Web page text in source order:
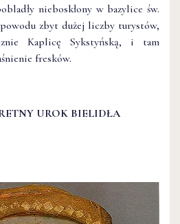
nieboskłony w bazylice św.
zbyt dużej liczby turystów,
Kaplicę Sykstyńską, i tam
fresków.
UROK BIELIDŁA